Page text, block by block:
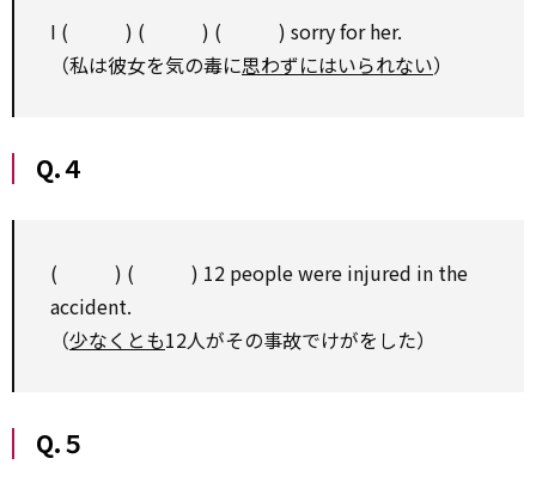
I ( ) ( ) ( ) sorry for her.
（私は彼女を気の毒に思わずにはいられない）
Q.４
( ) ( ) 12 people were injured in the
accident.
（少なくとも12人がその事故でけがをした）
Q.５